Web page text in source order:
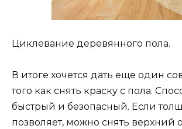
Циклевание деревянного пола.
В итоге хочется дать еще один
того как снять краску с пола.
быстрый и безопасный. Если
позволяет, можно снять